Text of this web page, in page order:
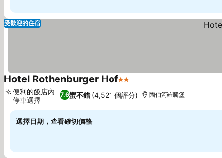
受歡迎的住宿
Hotel Rothenburger Hof2 星級
7.6蠻不錯 (4,521 個評分)
便利的飯店內
停車選擇
陶伯河羅騰堡
選擇日期，查看確切價格